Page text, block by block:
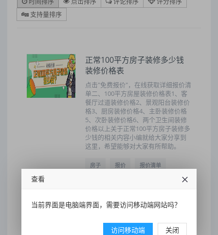
支持量排序
正常100平方房子装修多少钱
装修价格表
点击"免费报价"，在线获取详细报价清
单二、100平方房屋装修价格表1、客
餐厅过道装修价格2、景观阳台装修价
格3、厨房装修价格4、主卧装修价格
5、次卧装修价格6、两个卫生间装修
价格以上关于正常100平方房子装修多
少钱的相关内容小编就给大家分享到
这里，希望能够对大家有所帮助。
房子 报价 报价清单
价格 房屋装修价格 装修
高端装修
查看
当前界面是电脑端界面，需要访问移动端网站吗？
访问移动端 关闭